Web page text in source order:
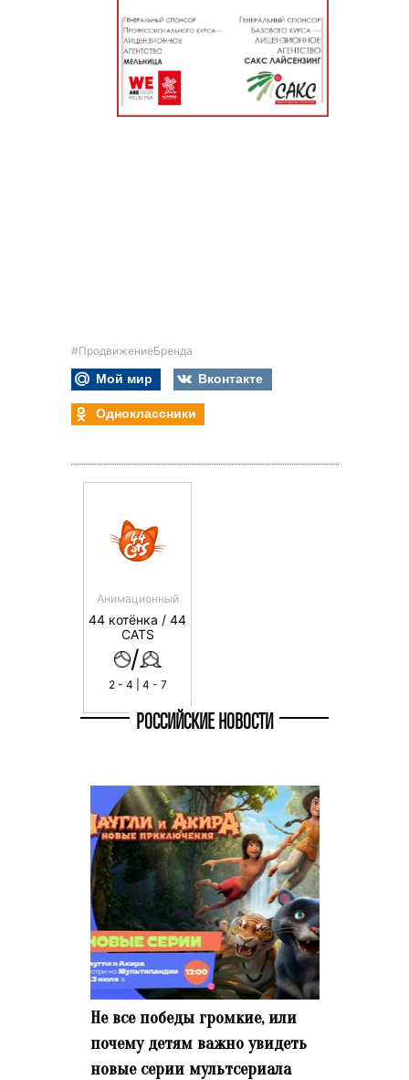
#ПродвижениеБренда
Мой мир
Вконтакте
Одноклассники
Анимационный
44 котёнка / 44
CATS
/
2 - 4 | 4 - 7
РОССИЙСКИЕ НОВОСТИ
Не все победы громкие, или
почему детям важно увидеть
новые серии мультсериала